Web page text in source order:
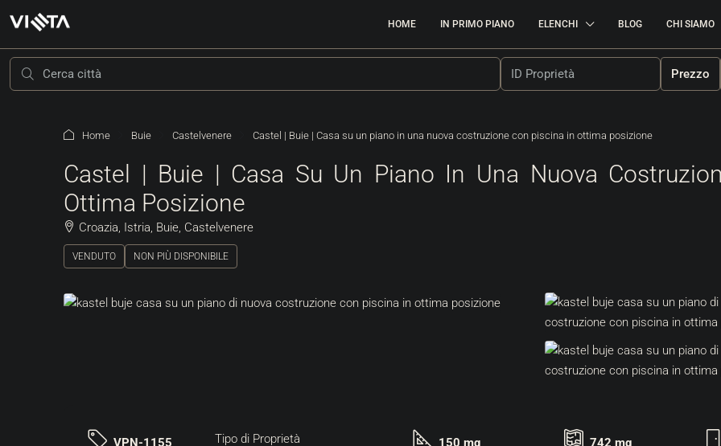
HOME IN PRIMO PIANO ELENCHI BLOG CHI SIAMO
Prezzo
Home Buie Castelvenere Castel | Buie | Casa su un piano in una nuova costruzione con piscina in ottima posizione
Castel | Buie | Casa Su Un Piano In Una Nuova
Ottima Posizione
Croazia, Istria, Buie, Castelvenere
VENDUTO NON PIÙ DISPONIBILE
VPN-1155
Tipo di Proprietà
150 mq
742 mq